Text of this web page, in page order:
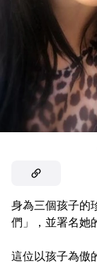
身為三個孩子的
們」，並署名她
這位以孩子為傲